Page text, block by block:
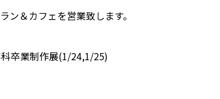
ン＆カフェを営業致します。
卒業制作展(1/24,1/25)